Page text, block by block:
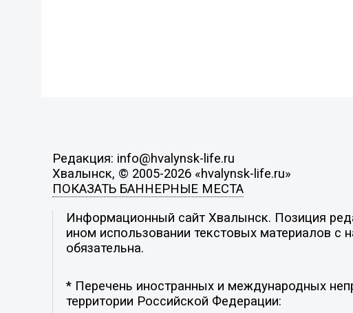
Редакция: info@hvalynsk-life.ru
Хвалынск, © 2005-2026 «hvalynsk-life.ru»
ПОКАЗАТЬ БАННЕРНЫЕ МЕСТА
Информационный сайт Хвалынск. Позиция
ином использовании текстовых материалов с
обязательна.
* Перечень иностранных и международных
территории Российской Федерации: